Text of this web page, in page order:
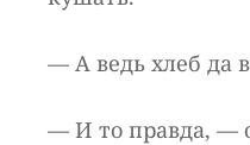
— А ведь хлеб да
— И то правда, —